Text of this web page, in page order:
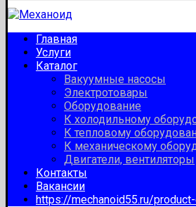
Главная
Услуги
Каталог
Вакуумные насосы
Электротовары
Оборудование
К холодильному
К тепловому
К механическому
Двигатели, вентиляторы
Контакты
Вакансии
https://mechanoid55.ru/